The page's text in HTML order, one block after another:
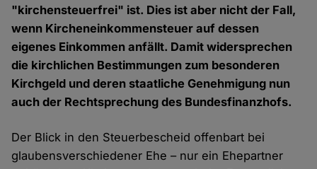
"kirchensteuerfrei" ist. Dies ist aber nicht der Fall,
wenn Kircheneinkommensteuer auf dessen
eigenes Einkommen anfällt. Damit widersprechen
die kirchlichen Bestimmungen zum besonderen
Kirchgeld und deren staatliche Genehmigung nun
auch der Rechtsprechung des Bundesfinanzhofs.
Der Blick in den Steuerbescheid offenbart bei
glaubensverschiedener Ehe – nur ein Ehepartner